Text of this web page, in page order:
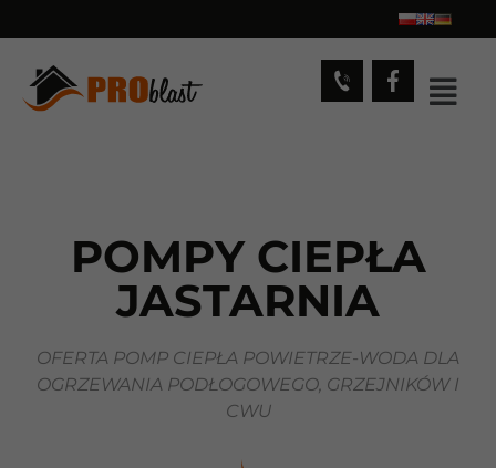
POMPY CIEPŁA
JASTARNIA
OFERTA POMP CIEPŁA POWIETRZE-WODA DLA
OGRZEWANIA PODŁOGOWEGO, GRZEJNIKÓW I
CWU